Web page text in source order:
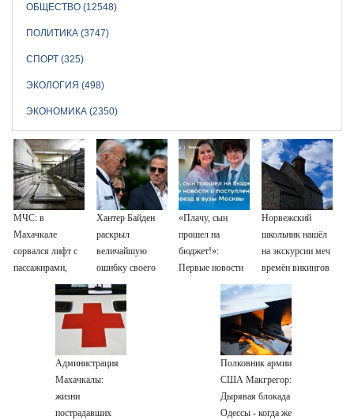
ОБЩЕСТВО (12548)
ПОЛИТИКА (3747)
СПОРТ (325)
ЭКОЛОГИЯ (498)
ЭКОНОМИКА (2350)
МЧС: в
Махачкале
сорвался лифт с
пассажирами,
пострадали
четыре человека
Хантер Байден
раскрыл
величайшую
ошибку своего
отца: бездействие
против Трампа
«Плачу, сын
прошел на
бюджет!»:
Первые новости
о поступлении
детей звезд в
вузы Москвы
Норвежский
школьник нашёл
на экскурсии меч
времён викингов
Администрация
Махачкалы:
жизни
пострадавших
Полковник армии
США Макгрегор:
Дырявая блокада
Одессы - когда же